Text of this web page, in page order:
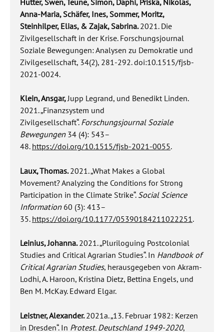
Anna-Maria, Schäfer, Ines, Sommer, Moritz,
Steinhilper, Elias, & Zajak, Sabrina.2021. Die
Zivilgesellschaft in der Krise. Forschungsjournal
Soziale Bewegungen: Analysen zu Demokratie und
Zivilgesellschaft, 34(2), 281-292. doi:10.1515/fjsb-
2021-0024.
Klein, Ansgar,Jupp Legrand, und Benedikt Linden.
2021. „Finanzsystem und
Zivilgesellschaft“.Forschungsjournal Soziale
Bewegungen34 (4): 543–
48.https://doi.org/10.1515/fjsb-2021-0055.
Laux, Thomas.2021. „What Makes a Global
Movement? Analyzing the Conditions for Strong
Participation in the Climate Strike“.Social Science
Information60 (3): 413–
35.https://doi.org/10.1177/05390184211022251.
Leinius, Johanna.2021. „Pluriloguing Postcolonial
Studies and Critical Agrarian Studies“.In Handbook of
Critical Agrarian Studies, herausgegeben von Akram-
Lodhi, A. Haroon, Kristina Dietz, Bettina Engels, und
Ben M. McKay. Edward Elgar.
Leistner, Alexander.2021a. „13. Februar 1982: Kerzen
in Dresden“. In Protest. Deutschland 1949-2020,